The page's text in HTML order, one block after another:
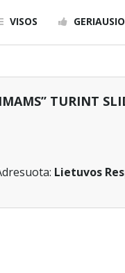
VISOS
TURINT
Lietuvos